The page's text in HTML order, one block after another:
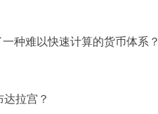
种难以快速计算的货币体系？
拉宫？